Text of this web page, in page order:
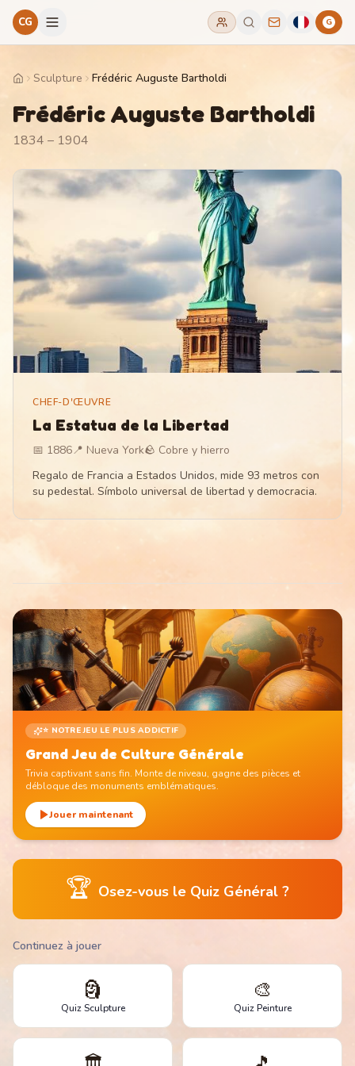
CG G
HomeSculpture Frédéric Auguste Bartholdi
Frédéric Auguste Bartholdi
1834 – 1904
CHEF-D'ŒUVRE
La Estatua de la Libertad
📅 1886📍 Nueva York🪨 Cobre y hierro
Regalo de Francia a Estados Unidos, mide 93 metros con
su pedestal. Símbolo universal de libertad y democracia.
⭐ NOTRE JEU LE PLUS ADDICTIF
Grand Jeu de Culture Générale
Trivia captivant sans fin. Monte de niveau, gagne des pièces et
débloque des monuments emblématiques.
Jouer maintenant
🏆 Osez-vous le Quiz Général ?
Continuez à jouer
🗿
Quiz Sculpture
🎨
Quiz Peinture